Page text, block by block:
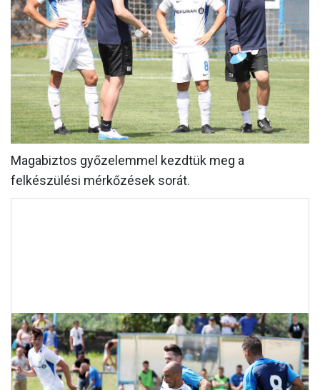
MÉRKŐZÉSEK
KLUB
GALÉRIA
SZURKOLÓI ÉLMÉNYEK
AKKREDITÁCIÓ
Magabiztos győzelemmel kezdtük meg a
felkészülési mérkőzések sorát.